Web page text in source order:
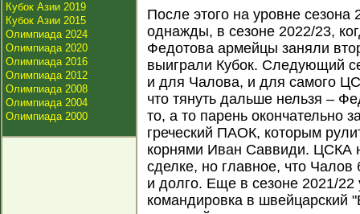
Кубок Азии 2019
Кубок Азии 2015
Олимпиада 2024
Олимпиада 2020
Олимпиада 2016
Олимпиада 2012
Олимпиада 2008
Олимпиада 2004
Олимпиада 2000
После этого на уровне
однажды, в сезоне 2022/23,
Федотова армейцы заняли
выиграли Кубок. Следующий
и для Чалова, и для самого
что тянуть дальше нельзя –
то, а то парень окончательно
греческий ПАОК, которым
корнями Иван Саввиди. ЦСКА
сделке, но главное, что
и долго. Еще в сезоне 2021/
командировка в швейцарский